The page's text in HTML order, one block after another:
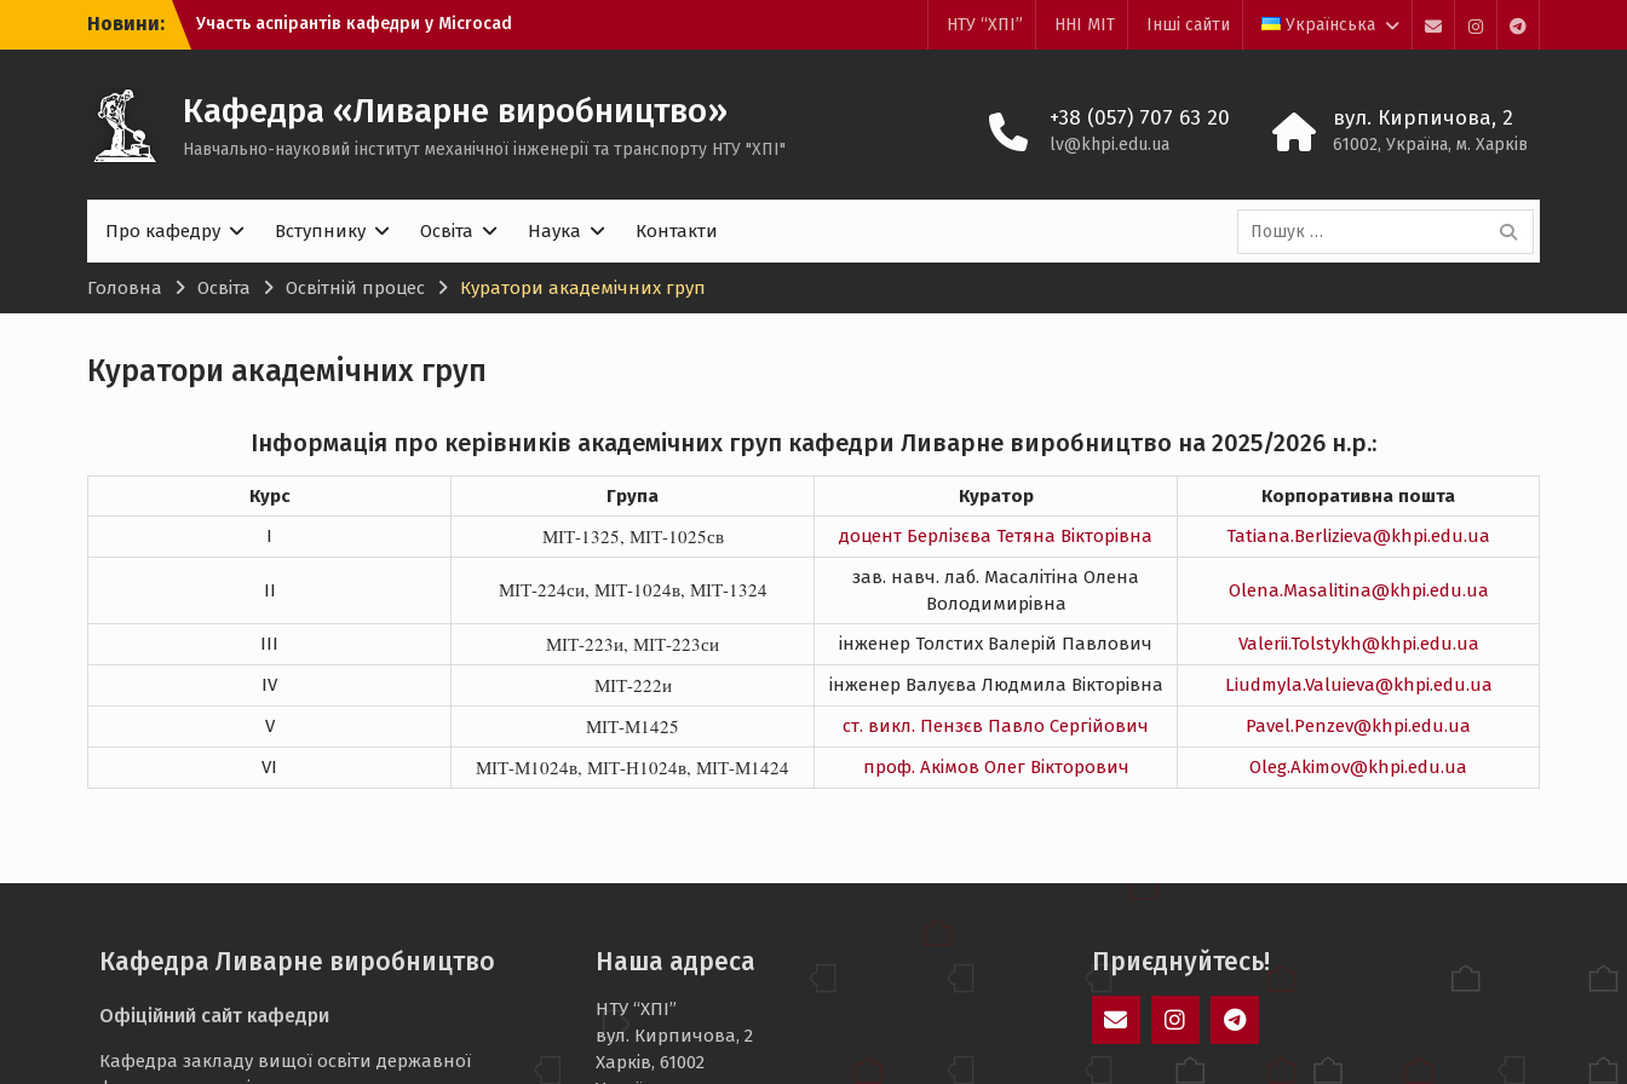
Новини:
Участь аспірантів кафедри у Microcad
2026
захистом кваліфікаційних робіт!
Щиро вітаємо студентів 4 курсу груп
МІТ- 222и, МІТ- 223си з успішним
здобуттям освітнього ступеня
бакалавра!
mail instagram
НТУ “ХПІ” ННІ МІТ Інші сайти Українська
Кафедра «Ливарне виробництво»
Навчально-науковий інститут механічної інженерії та транспорту НТУ "ХПІ"
+38 (057) 707 63 20
lv@khpi.edu.ua
вул. Кирпичова, 2
61002, Україна, м. Харків
Про кафедру Вступнику Освіта Наука Контакти
Пошук:
Головна Освіта Освітній процес Куратори академічних груп
Куратори академічних груп
Інформація про керівників академічних груп кафедри Ливарне виробництво на 2025/2026 н.р.:
Курс Група Куратор
Корпоративна пошта
I
МІТ-1325, МІТ-1025св доцент Берлізєва Тетяна Вікторівна Tatiana.Berlizieva@khpi.edu.ua
II МІТ-224си, МІТ-1024в, МІТ-1324
зав. навч. лаб. Масалітіна Олена
Володимирівна
Olena.Masalitina@khpi.edu.ua
III МІТ-223и, МІТ-223си інженер Толстих Валерій Павлович
Valerii.Tolstykh@khpi.edu.ua
IV
МІТ-222и інженер Валуєва Людмила Вікторівна
Liudmyla.Valuieva@khpi.edu.ua
V
МІТ-М1425 ст. викл. Пензєв Павло Сергійович
Pavel.Penzev@khpi.edu.ua
VI
МІТ-М1024в, МІТ-Н1024в, МІТ-М1424 проф. Акімов Олег Вікторович Oleg.Akimov@khpi.edu.ua
Кафедра Ливарне виробництво
Офіційний сайт кафедри
Кафедра закладу вищої освіти державної
Наша адреса
НТУ “ХПІ”
вул. Кирпичова, 2
Харків, 61002
Приєднуйтесь!
instagramjeweler_ntu_khpi